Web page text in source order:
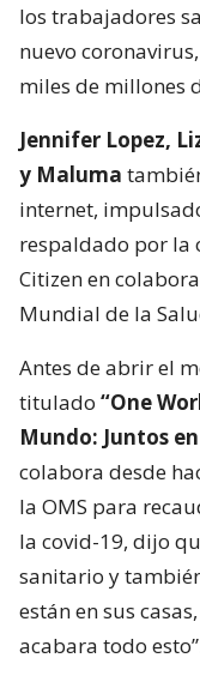
los trabajadores
nuevo
miles de millones
Jennifer Lopez,
y Maluma
internet,
respaldado por la
Citizen en
Mundial de la
Antes de abrir el
titulado “One
Mundo: Juntos en
colabora desde
la OMS para
la covid-19, dijo
sanitario y
están en sus
acabara todo